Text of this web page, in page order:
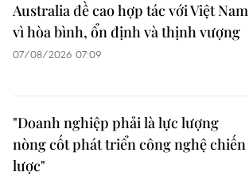
Australia đề cao hợp tác với Việt Nam
vì hòa bình, ổn định và thịnh vượng
07/08/2026 07:09
"Doanh nghiệp phải là lực lượng
nòng cốt phát triển công nghệ chiến
lược"